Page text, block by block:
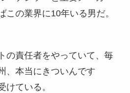
この業界に10年いる男だ。
の責任者をやっていて、毎
、本当にきついんです
けている。